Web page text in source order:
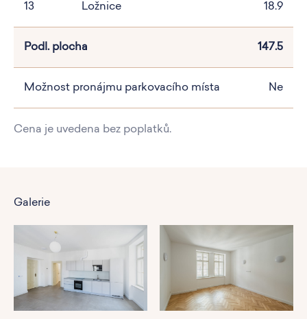
13 Ložnice 18.9
Podl. plocha 147.5
Možnost pronájmu parkovacího místa Ne
Cena je uvedena bez poplatků.
Galerie